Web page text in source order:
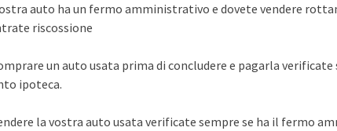
auto ha un fermo amministrativo e dovete vendere
riscossione
un auto usata prima di concludere e pagarla
ipoteca.
la vostra auto usata verificate sempre se ha il fermo